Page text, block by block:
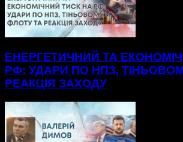
ЕНЕРГЕТИЧНИЙ ТА
РФ: УДАРИ ПО НПЗ,
РЕАКЦІЯ ЗАХОДУ